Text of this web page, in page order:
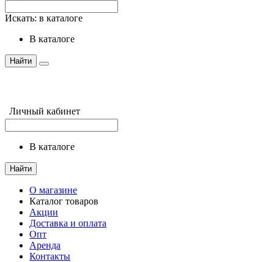
Искать: в каталоге
в каталоге
Найти
Личный кабинет
в каталоге
Найти
О магазине
Каталог товаров
Акции
Доставка и оплата
Опт
Аренда
Контакты